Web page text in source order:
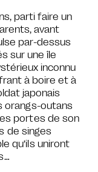
parti faire un
avant
par-dessus
sur une île
inconnu
à boire et à
japonais
orangs-outans
portes de son
de singes
qu’ils uniront